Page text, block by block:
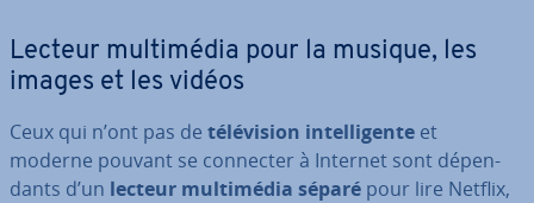
Lecteur mul­ti­mé­dia pour la musique, les
images et les vidéos
Ceux qui n’ont pas de té­lé­vi­sion in­tel­li­gente et
moderne pouvant se connecter à Internet sont dé­pen­
dants d’un lecteur mul­ti­mé­dia séparé pour lire Netflix,